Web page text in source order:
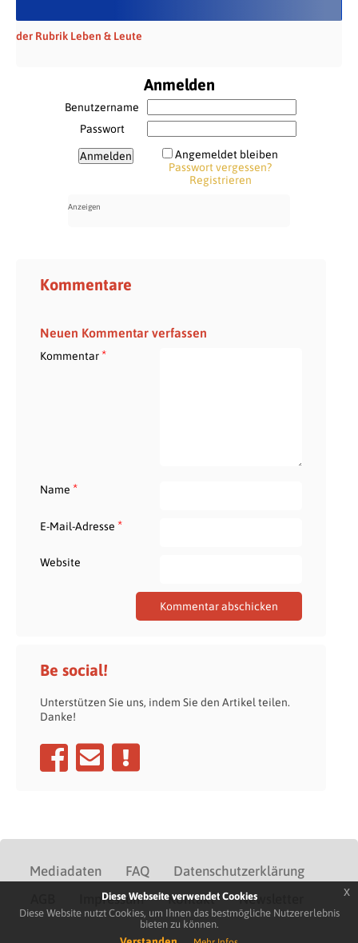
der Rubrik Leben & Leute
Anmelden
Benutzername
Passwort
Angemeldet bleiben
Passwort vergessen?
Registrieren
Kommentare
Neuen Kommentar verfassen
Kommentar*
Name *
E-Mail-Adresse *
Website
Be social!
Unterstützen Sie uns, indem Sie den Artikel teilen.
Danke!
Mediadaten FAQ
Datenschutzerklärung
Impressum Kontakt Newsletter
Diese Webseite verwendet Cookies
Diese Website nutzt Cookies, um Ihnen das bestmögliche Nutzererlebnis
bieten zu können.
x